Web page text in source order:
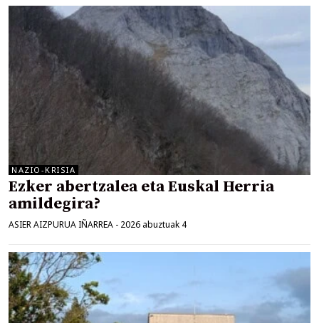
NAZIO-KRISIA
Ezker abertzalea eta Euskal Herria
amildegira?
ASIER AIZPURUA IÑARREA - 2026 abuztuak 4